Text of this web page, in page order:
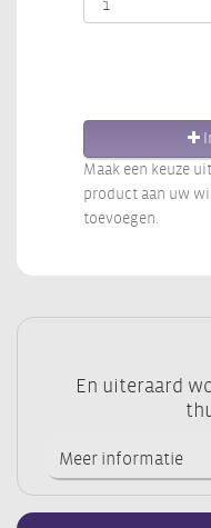
Maak een keuze
product aan uw
toevoegen.
En uiteraard
Meer informatie